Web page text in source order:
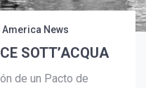
News
SOTT’ACQUA
de un Pacto de